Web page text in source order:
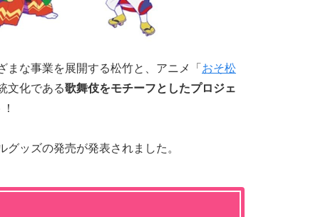
な事業を展開する松竹と、アニメ「 おそ松
文化である歌舞伎をモチーフとしたプロジェ
ッズの発売が発表されました。